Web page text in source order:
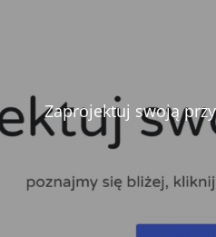
Zaprojektuj swoją